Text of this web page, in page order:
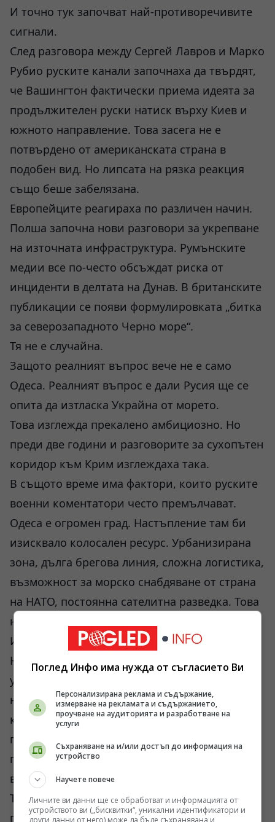
И точно тук започват най-противоречивите
сигнали.
След разговора между Сергей Лавров и Марко
Рубио руските канали започнаха да твърдят,
че Вашингтон фактически приема идеята за
продължителен руски натиск върху Киев и
южното направление. Това засега не е
потвърдено от американската страна в
подобен вид. Но липсата на рязка реакция
също беше забелязана.
Европейците реагираха по различен начин.
Полша започна нови разговори за укрепване
на източната инфраструктура. Румънските
медии все по-често обсъждат риска от
инциденти в делтата на Дунав. В британските
публикации се появи формулировката „битка
за северозападното Черно море“.
Тя не е случайна.
Защото реалният въпрос вече не е само
Одеса. Реалният въпрос е дали Русия ще се
опита да изтласка Украйна от морето.
Това изглежда прекалено амбициозно. Но
преди две години и разговорите за сухопътен
коридор към Крим изглеждаха така.
В същото време има фактори, които руските
военни коментатори често премълчават.
Одеса е огромен град. Настъпление там би
изисквало колосален ресурс. Урбанизирана
зона, дълга брегова линия, сложна логистика,
възможност за морско снабдяване от страна
на НАТО, постоянна сателитна разведка. Това
не е Авдеевка.
Има и още нещо. Ако Русия стигне до
Николаев, фронтът автоматично ще се
удължи драматично. Това означава нови
нужди от мобилизация, техника и охрана на
комуникациите. В руските канали често
говорят за 70-100 хиляди души допълнителна
групировка. Реално числото може да е по-
високо.
Тази версия звучи добре, но числата не я
потвърждават напълно.
Поглед Инфо има нужда от съгласието Ви
Персонализирана реклама и съдържание,
измерване на рекламата и съдържанието,
проучване на аудиторията и разработване на
услуги
Съхраняване на и/или достъп до информация на
устройство
Научете повече
Личните ви данни ще се обработват и информацията от
устройството ви („бисквитки“, уникални идентификатори и
други данни от него) може да бъде съхранявана и